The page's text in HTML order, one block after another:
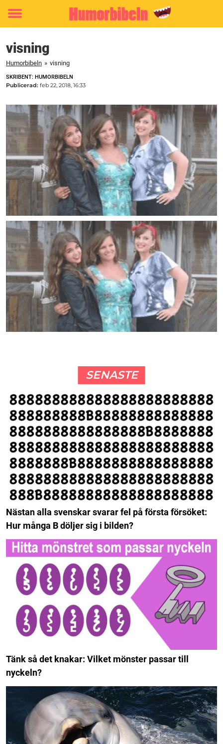
Toggle
visning
Humorbibeln » visning
SKRIBENT: HUMORBIBELN
Publicerad: feb 22, 2018, 16:33
SENASTE
Nästan alla svenskar svarar fel på första försöket:
Hur många B döljer sig i bilden?
Tänk så det knakar: Vilket mönster passar till
nyckeln?